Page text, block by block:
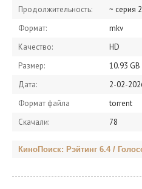
Продолжительность:
~ серия
Формат:
mkv
Качество:
HD
Размер:
10.93 GB
Дата:
2-02-
Формат файла
torrent
Скачали:
78
КиноПоиск: Рэйтинг 6.4 /